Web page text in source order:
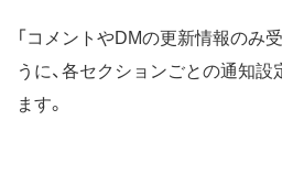
「コメントやDMの更新情報のみ
うに、各セクションごとの通知設
ます。